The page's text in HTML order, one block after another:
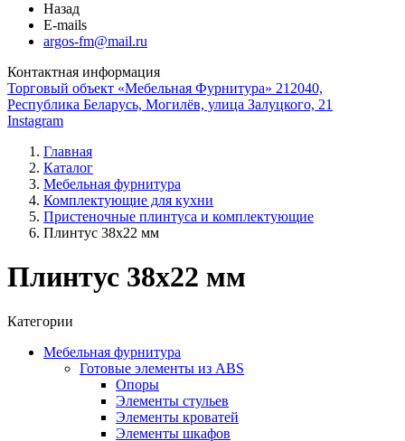
Назад
E-mails
argos-fm@mail.ru
Контактная информация
Торговый объект «Мебельная Фурнитура» 212040,
Республика Беларусь, Могилёв, улица Залуцкого, 21
Instagram
Главная
Каталог
Мебельная фурнитура
Комплектующие для кухни
Пристеночные плинтуса и комплектующие
Плинтус 38х22 мм
Плинтус 38х22 мм
Категории
Мебельная фурнитура
Готовые элементы из ABS
Опоры
Элементы стульев
Элементы кроватей
Элементы шкафов